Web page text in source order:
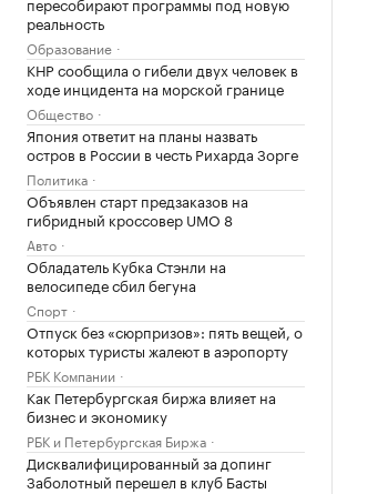
реальность
Образование
КНР сообщила о гибели двух человек в
ходе инцидента на морской границе
Общество
Япония ответит на планы назвать
остров в России в честь Рихарда Зорге
Политика
Объявлен старт предзаказов на
гибридный кроссовер UMO 8
Авто
Обладатель Кубка Стэнли на
велосипеде сбил бегуна
Спорт
Отпуск без «сюрпризов»: пять вещей, о
которых туристы жалеют в аэропорту
РБК Компании
Как Петербургская биржа влияет на
бизнес и экономику
РБК и Петербургская Биржа
Дисквалифицированный за допинг
Заболотный перешел в клуб Басты